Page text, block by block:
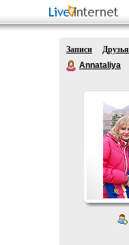
Записи Друзья
Annataliya